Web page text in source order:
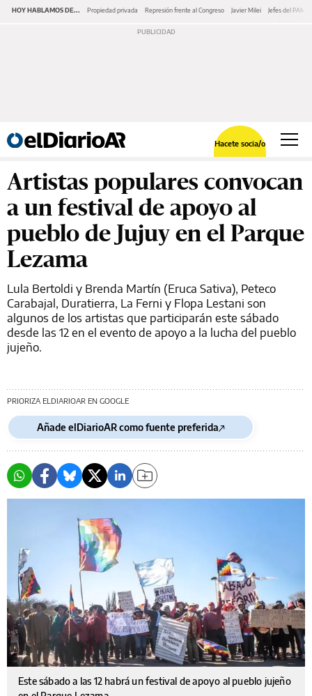
HOY HABLAMOS DE... Propiedad privada Represión frente al Congreso Javier Milei Jefes del PAMI
Hacete socia/o
Artistas populares convocan
a un festival de apoyo al
pueblo de Jujuy en el Parque
Lezama
Lula Bertoldi y Brenda Martín (Eruca Sativa), Peteco
Carabajal, Duratierra, La Ferni y Flopa Lestani son
algunos de los artistas que participarán este sábado
desde las 12 en el evento de apoyo a la lucha del pueblo
jujeño.
PRIORIZA ELDIARIOAR EN GOOGLE
Añade elDiarioAR como fuente preferida
Este sábado a las 12 habrá un festival de apoyo al pueblo jujeño